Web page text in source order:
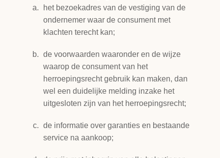
het bezoekadres van de vestiging van de
ondernemer waar de consument met
klachten terecht kan;
de voorwaarden waaronder en de wijze
waarop de consument van het
herroepingsrecht gebruik kan maken, dan
wel een duidelijke melding inzake het
uitgesloten zijn van het herroepingsrecht;
de informatie over garanties en bestaande
service na aankoop;